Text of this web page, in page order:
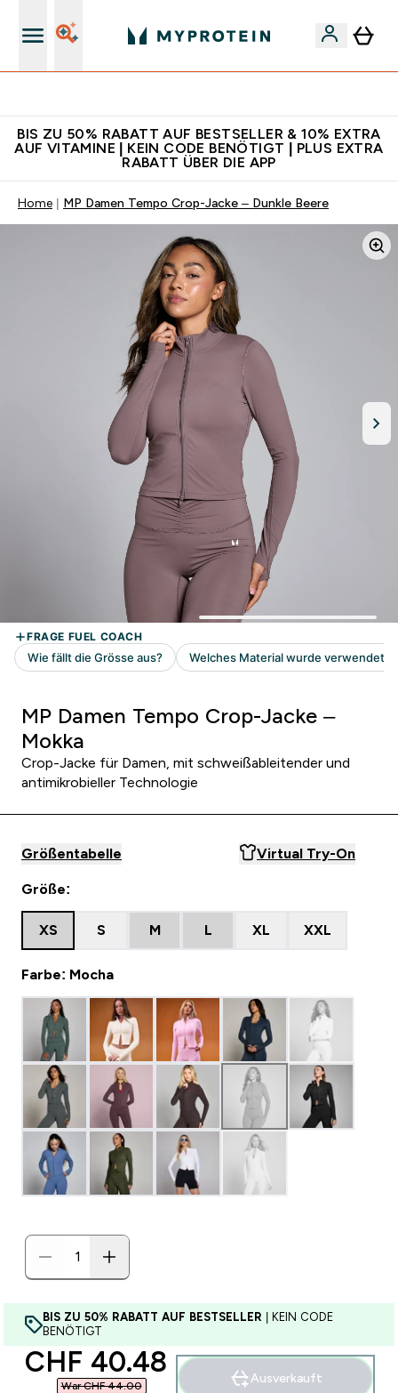
BIS ZU 50% RABATT AUF BESTSELLER & 10% EXTRA
AUF VITAMINE | KEIN CODE BENÖTIGT | PLUS EXTRA
RABATT ÜBER DIE APP
Home MP Damen Tempo Crop-Jacke – Dunkle Beere
MP Damen Tempo Crop-Jacke –
Mokka
Crop-Jacke für Damen, mit schweißableitender und
antimikrobieller Technologie
Größentabelle Virtual Try-On
Größe:
XS S M L XL XXL
Farbe: Mocha
BIS ZU 50% RABATT AUF BESTSELLER | KEIN CODE
BENÖTIGT
discounted price
CHF 40.48‎
War CHF 44.00‎
Ausverkauft